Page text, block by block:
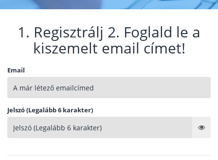
1. Regisztrálj 2. Foglald le a
kiszemelt email címet!
Email
Jelszó (Legalább 6 karakter)